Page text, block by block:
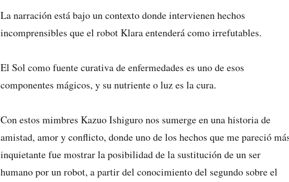
La narración está bajo un contexto donde intervienen hechos
incomprensibles que el robot Klara entenderá como irrefutables.
El Sol como fuente curativa de enfermedades es uno de esos
componentes mágicos, y su nutriente o luz es la cura.
Con estos mimbres Kazuo Ishiguro nos sumerge en una historia de
amistad, amor y conflicto, donde uno de los hechos que me pareció
inquietante fue mostrar la posibilidad de la sustitución de un ser
humano por un robot, a partir del conocimiento del segundo sobre el